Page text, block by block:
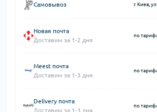
Самовывоз г. Киев,
Новая почта
Доставим за 1-2 дня
по
Meest почта
Доставим за 1-3 дня
по
Delivery почта
Доставим за 1-3 дня
по